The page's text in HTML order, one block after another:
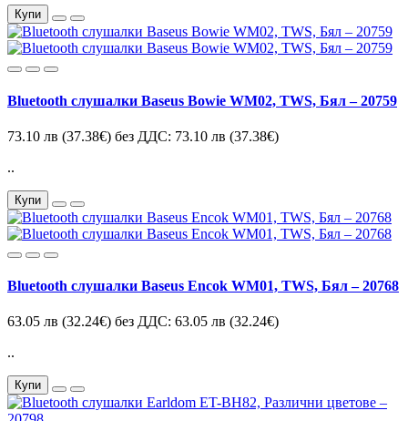
Купи
Bluetooth слушалки Baseus Bowie WM02, TWS, Бял – 20759
73.10 лв (37.38€) без ДДС: 73.10 лв (37.38€)
..
Купи
Bluetooth слушалки Baseus Encok WM01, TWS, Бял – 20768
63.05 лв (32.24€) без ДДС: 63.05 лв (32.24€)
..
Купи